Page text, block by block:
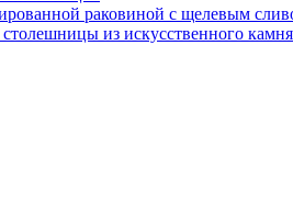
раковиной с щелевым
из искусственного камня